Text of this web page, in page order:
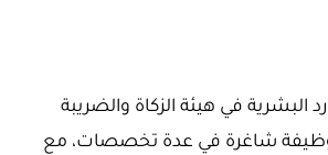
البشرية في هيئة الزكاة والضريبة
عن 12 وظيفة شاغرة في عدة تخصصات، مع